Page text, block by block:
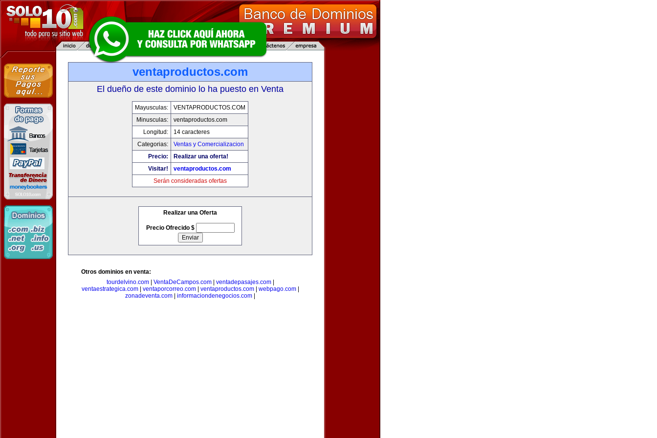
ventaproductos.com
El dueño de este dominio lo ha puesto en Venta
Mayusculas:
VENTAPRODUCTOS.COM
Minusculas:
ventaproductos.com
Longitud:
14 caracteres
Categorias:
Ventas y Comercializacion
Precio:
Realizar una oferta!
Visitar!
ventaproductos.com
Serán consideradas ofertas
Realizar una Oferta
Precio Ofrecido $
Otros dominios en venta:
tourdelvino.com| VentaDeCampos.com| ventadepasajes.com|
ventaestrategica.com| ventaporcorreo.com| ventaproductos.com| webpago.com|
zonadeventa.com
informaciondenegocios.com